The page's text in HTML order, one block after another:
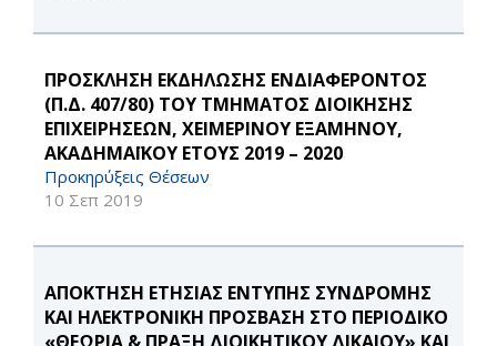
ΠΡΟΣΚΛΗΣΗ ΕΚΔΗΛΩΣΗΣ ΕΝΔΙΑΦΕΡΟΝΤΟΣ
(Π.Δ. 407/80) ΤΟΥ ΤΜΗΜΑΤΟΣ ΔΙΟΙΚΗΣΗΣ
ΕΠΙΧΕΙΡΗΣΕΩΝ, ΧΕΙΜΕΡΙΝΟΥ ΕΞΑΜΗΝΟΥ,
ΑΚΑΔΗΜΑΪΚΟΥ ΕΤΟΥΣ 2019 – 2020
Προκηρύξεις Θέσεων
10 Σεπ 2019
ΑΠΟΚΤΗΣΗ ΕΤΗΣΙΑΣ ΕΝΤΥΠΗΣ ΣΥΝΔΡΟΜΗΣ
ΚΑΙ ΗΛΕΚΤΡΟΝΙΚΗ ΠΡΟΣΒΑΣΗ ΣΤΟ ΠΕΡΙΟΔΙΚΟ